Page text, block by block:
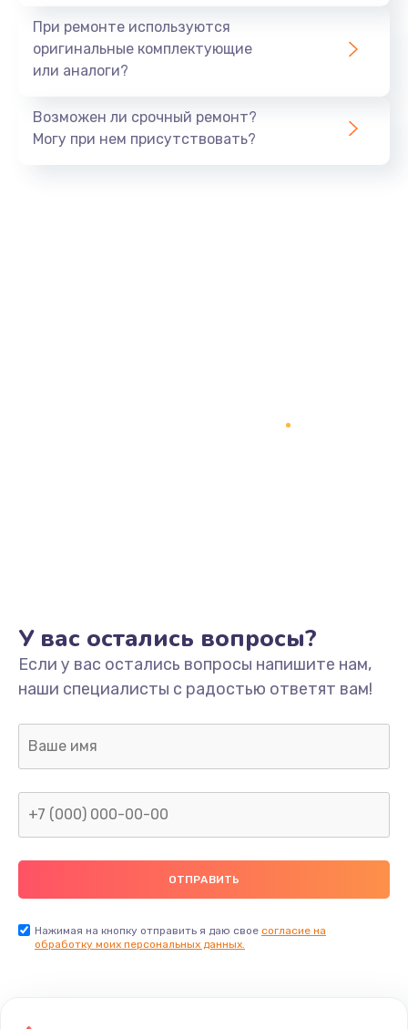
Заказать
Заказать
1045 руб.
Заказать
Заказать
Ремонт цепей питания
Заказать
2045 руб.
При ремонте используются
оригинальные комплектующие
или аналоги?
Возможен ли срочный ремонт?
Могу при нем присутствовать?
У вас остались вопросы?
Если у вас остались вопросы напишите нам,
наши специалисты с радостью ответят вам!
Нажимая на кнопку отправить я даю свое согласие на
обработку моих персональных данных.